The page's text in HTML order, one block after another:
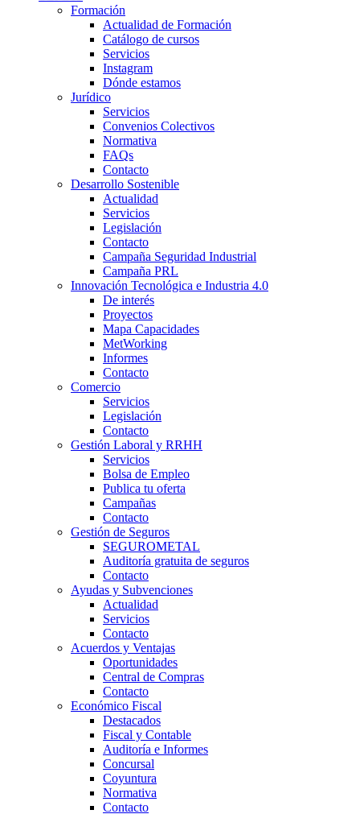
Formación
Actualidad de Formación
Catálogo de cursos
Servicios
Instagram
Dónde estamos
Jurídico
Servicios
Convenios Colectivos
Normativa
FAQs
Contacto
Desarrollo Sostenible
Actualidad
Servicios
Legislación
Contacto
Campaña Seguridad Industrial
Campaña PRL
Innovación Tecnológica e Industria 4.0
De interés
Proyectos
Mapa Capacidades
MetWorking
Informes
Contacto
Comercio
Servicios
Legislación
Contacto
Gestión Laboral y RRHH
Servicios
Bolsa de Empleo
Publica tu oferta
Campañas
Contacto
Gestión de Seguros
SEGUROMETAL
Auditoría gratuita de seguros
Contacto
Ayudas y Subvenciones
Actualidad
Servicios
Contacto
Acuerdos y Ventajas
Oportunidades
Central de Compras
Contacto
Económico Fiscal
Destacados
Fiscal y Contable
Auditoría e Informes
Concursal
Coyuntura
Normativa
Contacto